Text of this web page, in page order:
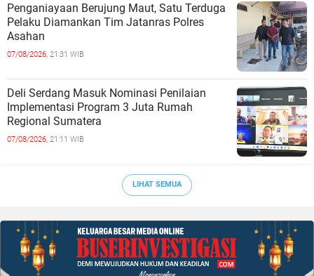
Penganiayaan Berujung Maut, Satu Terduga
Pelaku Diamankan Tim Jatanras Polres
Asahan
07/08/2026, 21:31 WIB
Deli Serdang Masuk Nominasi Penilaian
Implementasi Program 3 Juta Rumah
Regional Sumatera
07/08/2026, 21:11 WIB
LIHAT SEMUA